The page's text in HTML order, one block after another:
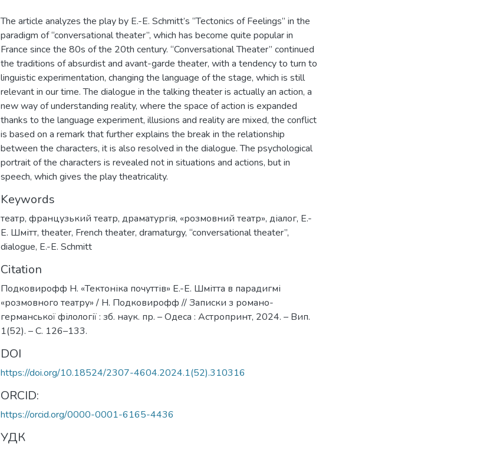
The article analyzes the play by E.-E. Schmitt’s “Tectonics of Feelings” in the
paradigm of “conversational theater”, which has become quite popular in
France since the 80s of the 20th century. “Conversational Theater” continued
the traditions of absurdist and avant-garde theater, with a tendency to turn to
linguistic experimentation, changing the language of the stage, which is still
relevant in our time. The dialogue in the talking theater is actually an action, a
new way of understanding reality, where the space of action is expanded
thanks to the language experiment, illusions and reality are mixed, the conflict
is based on a remark that further explains the break in the relationship
between the characters, it is also resolved in the dialogue. The psychological
portrait of the characters is revealed not in situations and actions, but in
speech, which gives the play theatricality.
Keywords
театр, французький театр, драматургія, «розмовний театр», діалог, Е.-
Е. Шмітт, theater, French theater, dramaturgy, “conversational theater”,
dialogue, E.-E. Schmitt
Citation
Подковирофф Н. «Тектоніка почуттів» Е.-Е. Шмітта в парадигмі
«розмовного театру» / Н. Подковирофф // Записки з романо-
германської філології : зб. наук. пр. – Одеса : Астропринт, 2024. – Вип.
1(52). – С. 126–133.
DOI
https://doi.org/10.18524/2307-4604.2024.1(52).310316
ORCID:
https://orcid.org/0000-0001-6165-4436
УДК